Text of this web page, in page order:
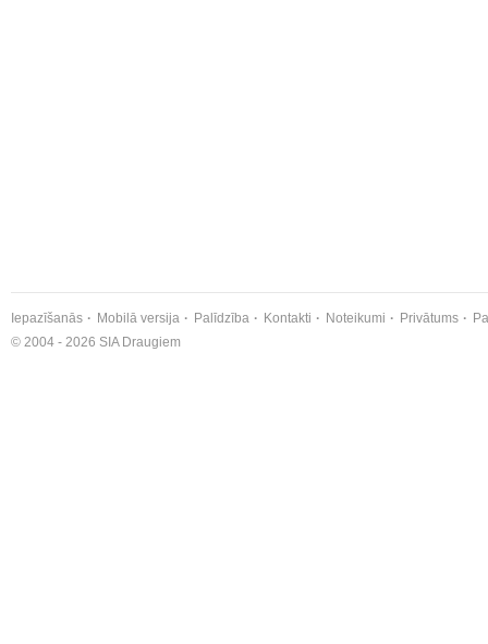
Iepazīšanās Mobilā versija Palīdzība Kontakti Noteikumi Privātums
© 2004 - 2026 SIA Draugiem